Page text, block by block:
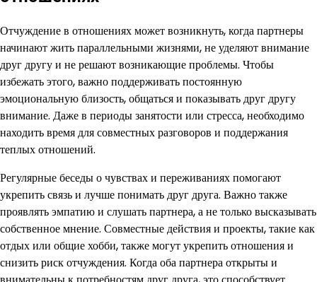
Отчуждение в отношениях может возникнуть, когда партнеры
начинают жить параллельными жизнями, не уделяют внимание
друг другу и не решают возникающие проблемы. Чтобы
избежать этого, важно поддерживать постоянную
эмоциональную близость, общаться и показывать друг другу
внимание. Даже в периоды занятости или стресса, необходимо
находить время для совместных разговоров и поддержания
теплых отношений.
Регулярные беседы о чувствах и переживаниях помогают
укрепить связь и лучше понимать друг друга. Важно также
проявлять эмпатию и слушать партнера, а не только высказывать
собственное мнение. Совместные действия и проекты, такие как
отдых или общие хобби, также могут укрепить отношения и
снизить риск отчуждения. Когда оба партнера открыты и